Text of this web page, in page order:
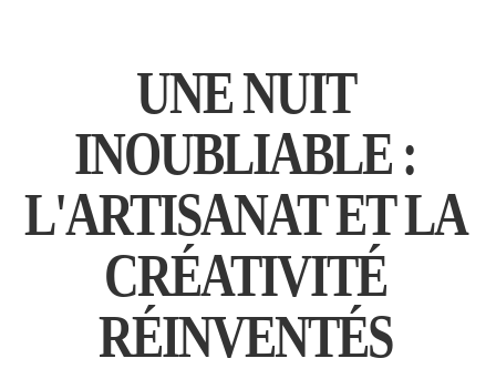
UNE NUIT
INOUBLIABLE :
L'ARTISANAT ET LA
CRÉATIVITÉ
RÉINVENTÉS